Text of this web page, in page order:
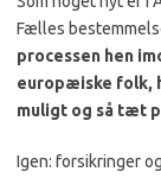
Fælles
processen hen
europæiske folk,
muligt og så tæt
Igen: forsikringer